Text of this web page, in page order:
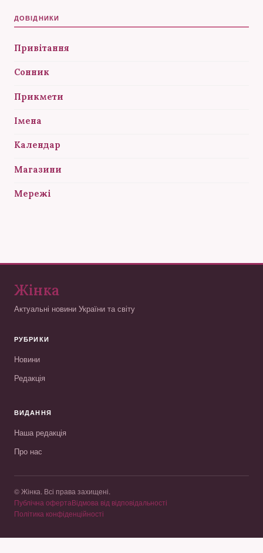
ДОВІДНИКИ
Привітання
Сонник
Прикмети
Імена
Календар
Магазини
Мережі
Жінка
Актуальні новини України та світу
РУБРИКИ
Новини
Редакція
ВИДАННЯ
Наша редакція
Про нас
© Жінка. Всі права захищені.
Публічна офертаВідмова від відповідальності
Політика конфіденційності